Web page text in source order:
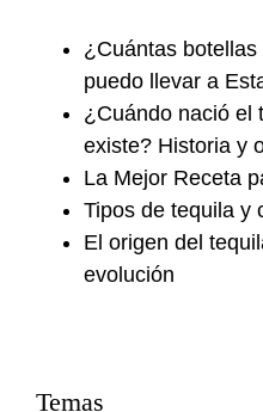
¿Cuántas
puedo llevar a
¿Cuándo nació el
existe? Historia y
La Mejor Receta
Tipos de tequila y
El origen del
evolución
Temas